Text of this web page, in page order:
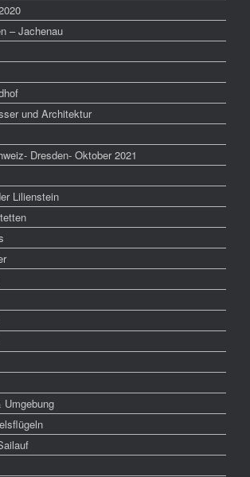
– Jachenau
und Architektur
Dresden- Oktober 2021
Lilienstein
Umgebung